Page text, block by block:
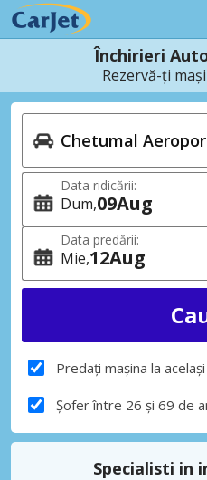
Închirieri
Rezervă-ți
Data ridicării:
Dum 09Aug
Data predării:
Mie 12Aug
Predați mașina la
Șofer între 26 și 69 de
Specialisti in